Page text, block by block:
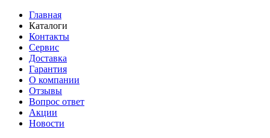
Главная
Каталоги
Контакты
Сервис
Доставка
Гарантия
О компании
Отзывы
Вопрос ответ
Акции
Новости